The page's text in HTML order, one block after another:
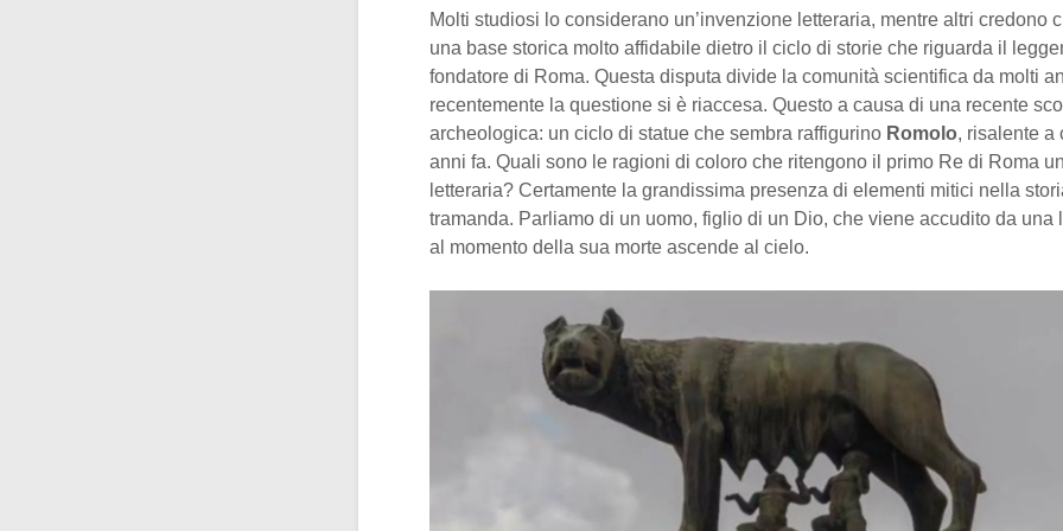
Molti studiosi lo considerano un’invenzione letteraria, mentre altri credono
una base storica molto affidabile dietro il ciclo di storie che riguarda il
fondatore di Roma. Questa disputa divide la comunità scientifica da molti
recentemente la questione si è riaccesa. Questo a causa di una recente
archeologica: un ciclo di statue che sembra raffigurino Romolo, risalente a
anni fa. Quali sono le ragioni di coloro che ritengono il primo Re di Roma
letteraria? Certamente la grandissima presenza di elementi mitici nella
tramanda. Parliamo di un uomo, figlio di un Dio, che viene accudito da una
al momento della sua morte ascende al cielo.